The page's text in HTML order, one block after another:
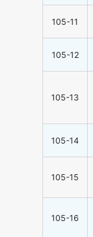
105-11
105-12
105-13
105-14
105-15
105-16